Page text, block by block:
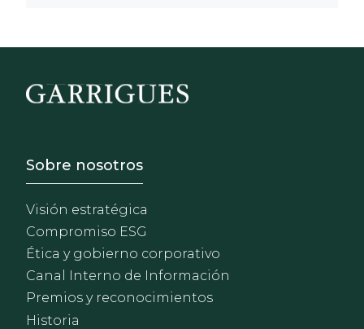
Footer - Sobre Nosotros
Sobre nosotros
Visión estratégica
Compromiso ESG
Ética y gobierno corporativo
Canal Interno de Información
Premios y reconocimientos
Historia